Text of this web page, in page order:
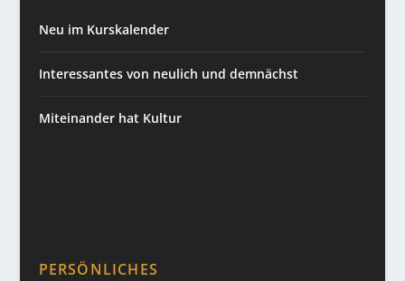
Neu im Kurskalender
Interessantes von neulich und demnächst
Miteinander hat Kultur
PERSÖNLICHES